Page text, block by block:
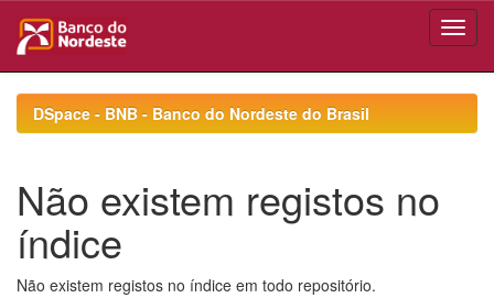
navigationDSpace - BNB - Banco do Nordeste do Brasil
Não existem registos no
índice
Não existem registos no índice em todo repositório.